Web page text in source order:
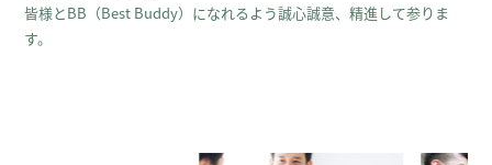
皆様とBB（Best Buddy）になれるよう誠心誠意、精進して参りま
す。